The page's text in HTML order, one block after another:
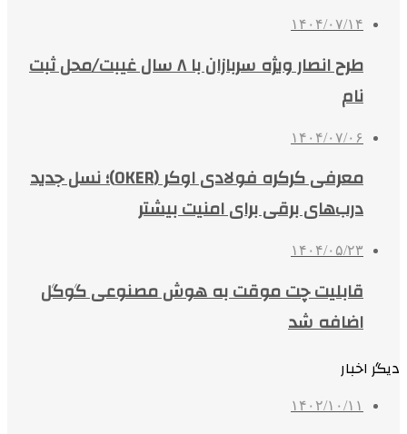
۱۴۰۴/۰۷/۱۴
طرح انصار ویژه سربازان با ۸ سال غیبت/محل ثبت
نام
۱۴۰۴/۰۷/۰۶
معرفی کرکره فولادی اوکر (OKER)؛ نسل جدید
درب‌های برقی برای امنیت بیشتر
۱۴۰۴/۰۵/۲۳
قابلیت چت موقت به هوش مصنوعی گوگل
اضافه شد
دیگر اخبار
۱۴۰۲/۱۰/۱۱